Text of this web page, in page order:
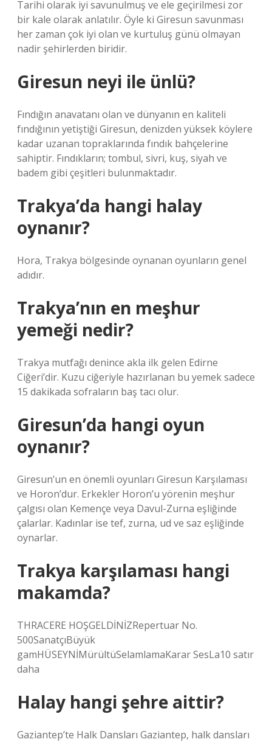
Tarihi olarak iyi savunulmuş ve ele geçirilmesi zor
bir kale olarak anlatılır. Öyle ki Giresun savunması
her zaman çok iyi olan ve kurtuluş günü olmayan
nadir şehirlerden biridir.
Giresun neyi ile ünlü?
Fındığın anavatanı olan ve dünyanın en kaliteli
fındığının yetiştiği Giresun, denizden yüksek köylere
kadar uzanan topraklarında fındık bahçelerine
sahiptir. Fındıkların; tombul, sivri, kuş, siyah ve
badem gibi çeşitleri bulunmaktadır.
Trakya’da hangi halay
oynanır?
Hora, Trakya bölgesinde oynanan oyunların genel
adıdır.
Trakya’nın en meşhur
yemeği nedir?
Trakya mutfağı denince akla ilk gelen Edirne
Ciğeri’dir. Kuzu ciğeriyle hazırlanan bu yemek sadece
15 dakikada sofraların baş tacı olur.
Giresun’da hangi oyun
oynanır?
Giresun’un en önemli oyunları Giresun Karşılaması
ve Horon’dur. Erkekler Horon’u yörenin meşhur
çalgısı olan Kemençe veya Davul-Zurna eşliğinde
çalarlar. Kadınlar ise tef, zurna, ud ve saz eşliğinde
oynarlar.
Trakya karşılaması hangi
makamda?
THRACERE HOŞGELDİNİZRepertuar No.
500SanatçıBüyük
gamHÜSEYNİMürültüSelamlamaKarar SesLa10 satır
daha
Halay hangi şehre aittir?
Gaziantep’te Halk Dansları Gaziantep, halk dansları